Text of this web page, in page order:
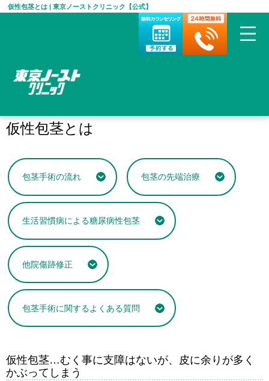
仮性包茎とは | 東京ノーストクリニック【公式】
仮性包茎とは
包茎手術の流れ 包茎の先端治療
生活習慣病による糖尿病性包茎
他院傷跡修正
包茎手術に関するよくある質問
仮性包茎…むく事に支障はないが、皮に余りが多く
かぶってしまう